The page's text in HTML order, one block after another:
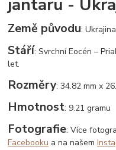
jantaru -
Země původu:
Stáří: Svrchní Eocén –
let.
Rozměry: 34.82 mm x
Hmotnost: 9.21 gramu
Fotografie: Více
Facebooku a na našem